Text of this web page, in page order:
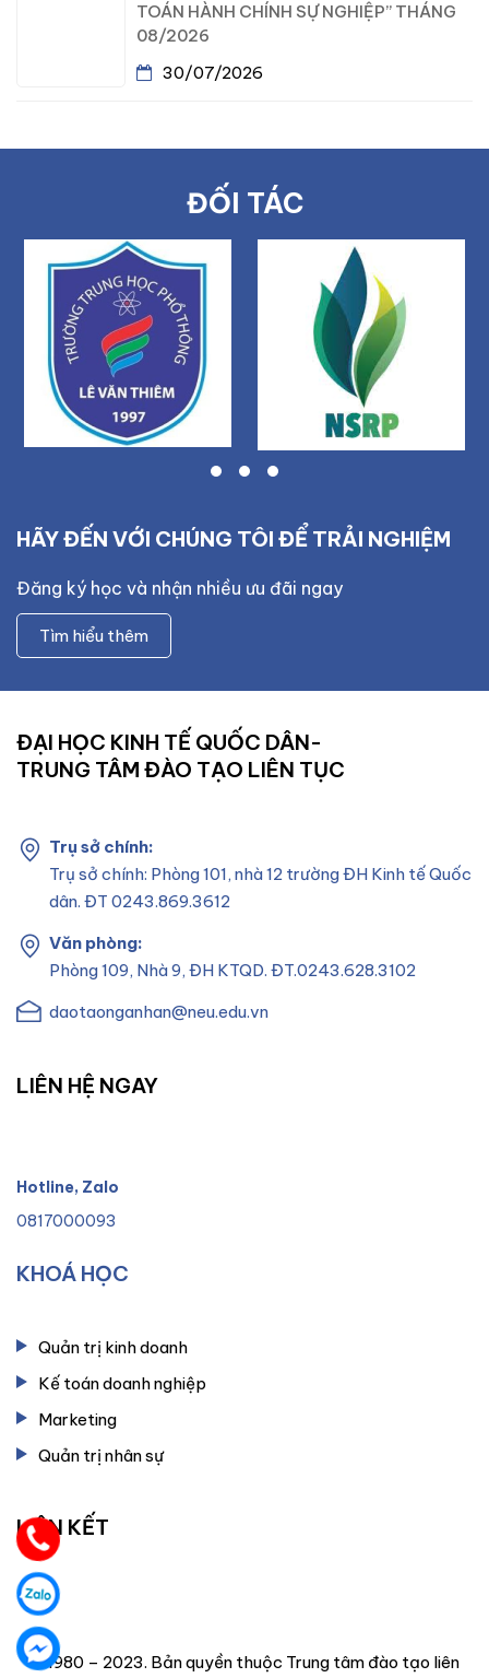
TOÁN HÀNH CHÍNH SỰ NGHIỆP” THÁNG
08/2026
30/07/2026
ĐỐI TÁC
HÃY ĐẾN VỚI CHÚNG TÔI ĐỂ TRẢI NGHIỆM
Đăng ký học và nhận nhiều ưu đãi ngay
Tìm hiểu thêm
ĐẠI HỌC KINH TẾ QUỐC DÂN-
TRUNG TÂM ĐÀO TẠO LIÊN TỤC
Trụ sở chính:
Trụ sở chính: Phòng 101, nhà 12 trường ĐH Kinh tế Quốc
dân. ĐT 0243.869.3612
Văn phòng:
Phòng 109, Nhà 9, ĐH KTQD. ĐT.0243.628.3102
daotaonganhan@neu.edu.vn
LIÊN HỆ NGAY
Hotline, Zalo
0817000093
KHOÁ HỌC
Quản trị kinh doanh
Kế toán doanh nghiệp
Marketing
Quản trị nhân sự
LIÊN KẾT
© 1980 – 2023. Bản quyền thuộc Trung tâm đào tạo liên